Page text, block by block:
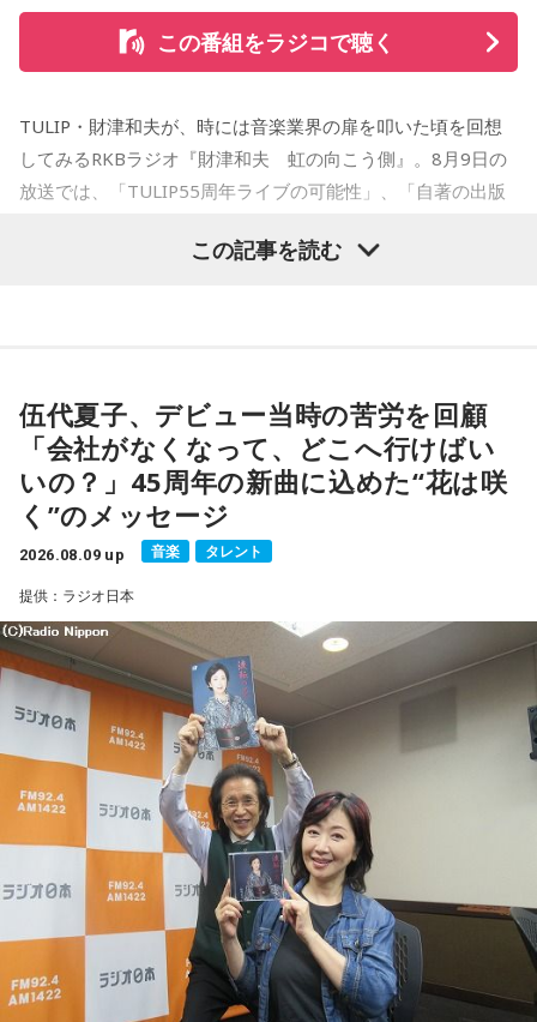
を連載。
2007年12月、初の週刊連載作品『宇宙兄弟』連載開始。同作
で2010年 第56回小学館漫画賞一般向け部門、2011年 第35回
講談社漫画賞一般部門、2014年 手塚治虫文化賞読者賞を受
賞。TVアニメ、実写映画等、多くのメディアミックスを果た
■放送日時：2026年8月16日（日） 19時～20時
■パーソナリティ：吉田尚記
■ゲスト：小山宙哉
■メールアドレス：manga@1242.com
■公式Xアカウント：@MANGARADIO1242
■ハッシュタグ：#マンガのラジオ
■番組HP：https://manga-no-radio.com/
この番組をラジコで聴く
TULIP・財津和夫が、時には音楽業界の扉を叩いた頃を回想
してみるRKBラジオ『財津和夫 虹の向こう側』。8月9日の
放送では、「TULIP55周年ライブの可能性」、「自著の出版
た古今のトピックスが盛りだくさんです。
この記事を読む
伍代夏子、デビュー当時の苦労を回顧
「会社がなくなって、どこへ行けばい
いの？」45周年の新曲に込めた“花は咲
く”のメッセージ
2026.08.09 up 音楽 タレント
提供：ラジオ日本